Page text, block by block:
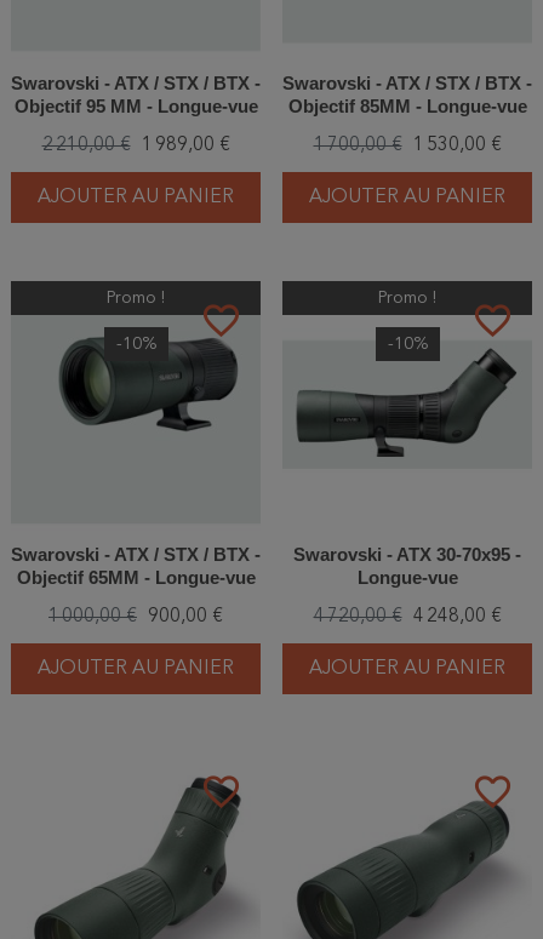
Swarovski - ATX / STX / BTX -
Objectif 95 MM - Longue-vue
2 210,00 € 1 989,00 €
AJOUTER AU PANIER
Swarovski - ATX / STX / BTX -
Objectif 85MM - Longue-vue
1 700,00 € 1 530,00 €
AJOUTER AU PANIER
favorite_border
Promo !
-10%
Swarovski - ATX / STX / BTX -
Objectif 65MM - Longue-vue
1 000,00 € 900,00 €
AJOUTER AU PANIER
favorite_border
Promo !
-10%
Swarovski - ATX 30-70x95 -
Longue-vue
4 720,00 € 4 248,00 €
AJOUTER AU PANIER
favorite_border favorite_border